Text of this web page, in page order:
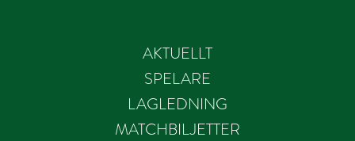
AKTUELLT
SPELARE
LAGLEDNING
MATCHBILJETTER